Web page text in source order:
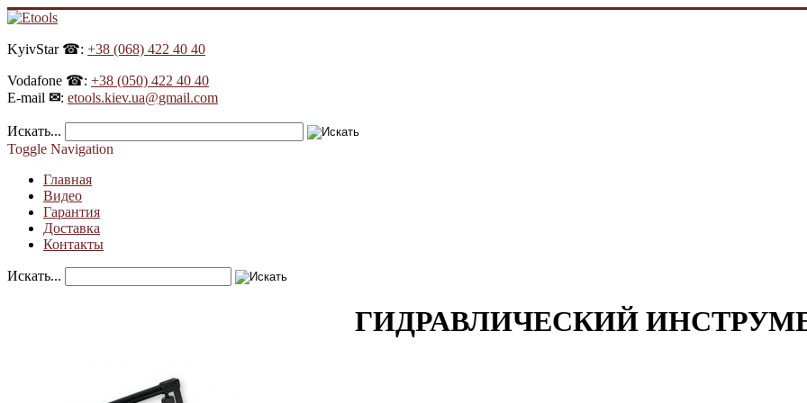
KyivStar ☎: +38 (068) 422 40 40
Vodafone ☎: +38 (050) 422 40 40
E-mail ✉: etools.kiev.ua@gmail.com
Искать...
Toggle Navigation
Главная
Видео
Гарантия
Доставка
Контакты
Искать...
ГИДРАВЛИЧЕСКИЙ